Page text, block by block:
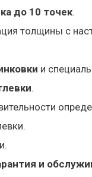
до 10 точек.
толщины с
и
.
и